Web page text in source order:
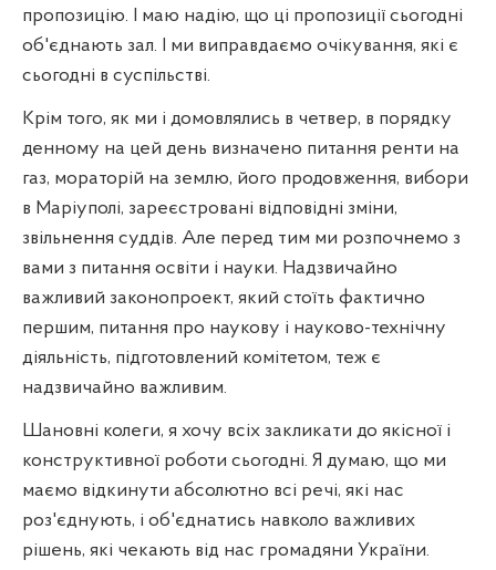
пропозицію. І маю надію, що ці пропозиції сьогодні
об'єднають зал. І ми виправдаємо очікування, які є
сьогодні в суспільстві.
Крім того, як ми і домовлялись в четвер, в порядку
денному на цей день визначено питання ренти на
газ, мораторій на землю, його продовження, вибори
в Маріуполі, зареєстровані відповідні зміни,
звільнення суддів. Але перед тим ми розпочнемо з
вами з питання освіти і науки. Надзвичайно
важливий законопроект, який стоїть фактично
першим, питання про наукову і науково-технічну
діяльність, підготовлений комітетом, теж є
надзвичайно важливим.
Шановні колеги, я хочу всіх закликати до якісної і
конструктивної роботи сьогодні. Я думаю, що ми
маємо відкинути абсолютно всі речі, які нас
роз'єднують, і об'єднатись навколо важливих
рішень, які чекають від нас громадяни України.